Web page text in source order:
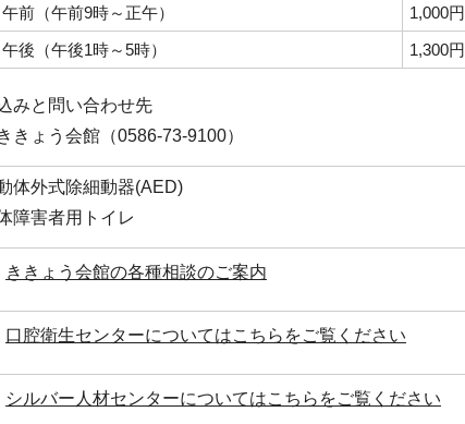
午前（午前9時～正午）
1,000円
午後（午後1時～5時）
1,300円
みと問い合わせ先
きょう会館（0586-73-9100）
体外式除細動器(AED)
障害者用トイレ
ききょう会館の各種相談のご案内
口腔衛生センターについてはこちらをご覧ください
シルバー人材センターについてはこちらをご覧ください